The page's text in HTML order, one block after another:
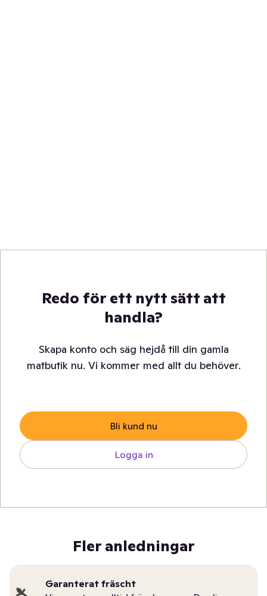
Redo för ett nytt sätt att
handla?
Skapa konto och säg hejdå till din gamla
matbutik nu. Vi kommer med allt du behöver.
Bli kund nu
Logga in
Fler anledningar
Garanterat fräscht